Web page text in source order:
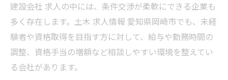
建設会社 求人の中には、条件交渉が柔軟にできる企業も
多く存在します。土木 求人情報 愛知県岡崎市でも、未経
験者や資格取得を目指す方に対して、給与や勤務時間の
調整、資格手当の増額など相談しやすい環境を整えてい
る会社があります。